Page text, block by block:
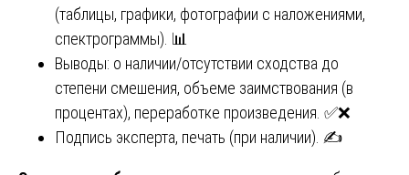
(таблицы, графики, фотографии с наложениями,
спектрограммы). 📊
Выводы: о наличии/отсутствии сходства до
степени смешения, объеме заимствования (в
процентах), переработке произведения. ✅❌
Подпись эксперта, печать (при наличии). ✍️